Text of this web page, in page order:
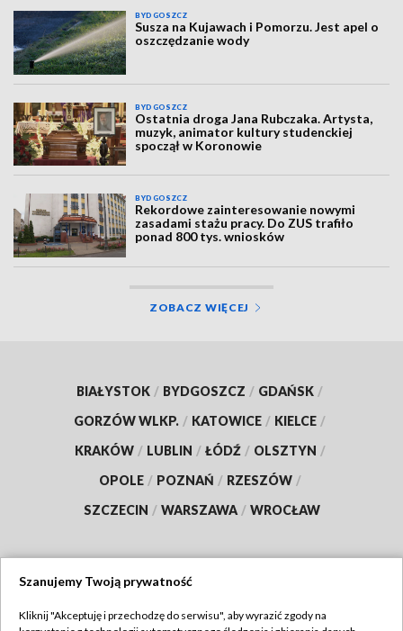
BYDGOSZCZ
Susza na Kujawach i Pomorzu. Jest apel o
oszczędzanie wody
BYDGOSZCZ
Ostatnia droga Jana Rubczaka. Artysta,
muzyk, animator kultury studenckiej
spoczął w Koronowie
BYDGOSZCZ
Rekordowe zainteresowanie nowymi
zasadami stażu pracy. Do ZUS trafiło
ponad 800 tys. wniosków
ZOBACZ WIĘCEJ
BIAŁYSTOK / BYDGOSZCZ / GDAŃSK /
GORZÓW WLKP. / KATOWICE / KIELCE /
KRAKÓW / LUBLIN / ŁÓDŹ / OLSZTYN /
OPOLE / POZNAŃ / RZESZÓW /
SZCZECIN / WARSZAWA / WROCŁAW
Szanujemy Twoją prywatność
Kliknij "Akceptuję i przechodzę do serwisu", aby wyrazić zgody na